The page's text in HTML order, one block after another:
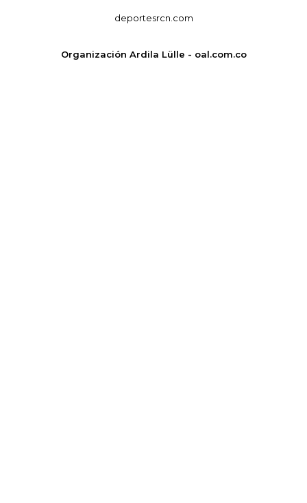
deportesrcn.com
Organización Ardila Lülle - oal.com.co